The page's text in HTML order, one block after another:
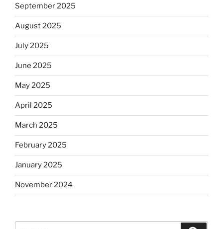
September 2025
August 2025
July 2025
June 2025
May 2025
April 2025
March 2025
February 2025
January 2025
November 2024